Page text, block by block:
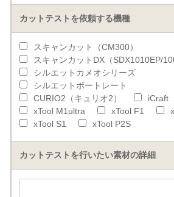
カットテストを依頼する機種
スキャンカット（CM300）
スキャンカットDX（SDX1010EP/
シルエットカメオシリーズ
シルエットポートレート
CURIO2（キュリオ2）
iCraft
xTool M1ultra
xTool F1
xTool S1
xTool P2S
カットテストを行いたい素材の詳細